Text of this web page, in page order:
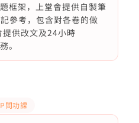
框架，上堂會提供自製筆
參考，包含對各卷的做
供改文及24小時
。
問功課